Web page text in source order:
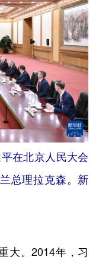
在北京人民大会
总理拉克森。新
。2014年，习